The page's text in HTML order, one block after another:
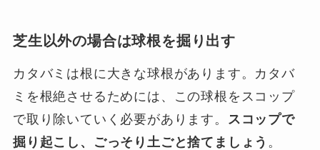
芝生以外の場合は球根を掘り出す
カタバミは根に大きな球根があります。カタバ
ミを根絶させるためには、この球根をスコップ
で取り除いていく必要があります。
スコップで
掘り起こし、ごっそり土ごと捨てましょう 。